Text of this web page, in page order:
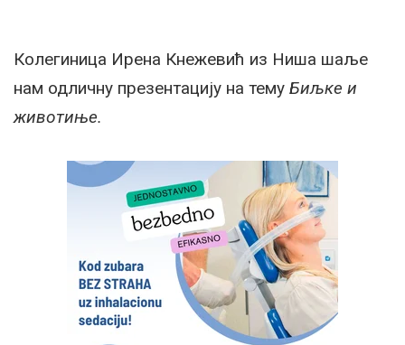
Колегиница Ирена Кнежевић из Ниша шаље
нам одличну презентацију на тему Биљке и
животиње.